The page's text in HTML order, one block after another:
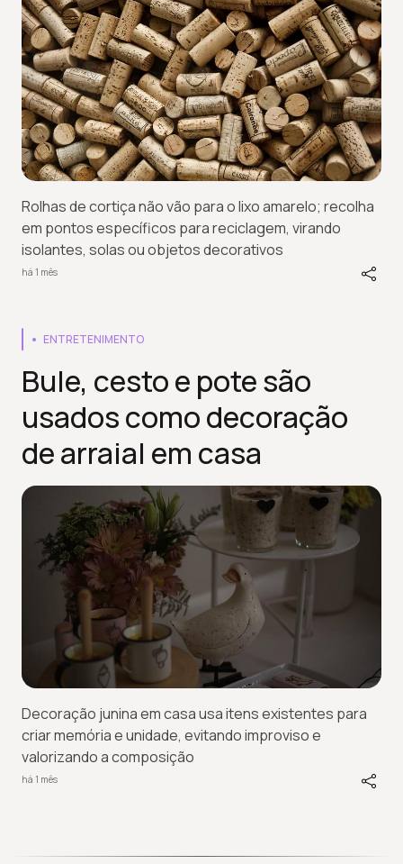
Rolhas de cortiça não vão para o lixo amarelo; recolha
em pontos específicos para reciclagem, virando
isolantes, solas ou objetos decorativos
há 1 mês
ENTRETENIMENTO
Bule, cesto e pote são
usados como decoração
de arraial em casa
Decoração junina em casa usa itens existentes para
criar memória e unidade, evitando improviso e
valorizando a composição
há 1 mês